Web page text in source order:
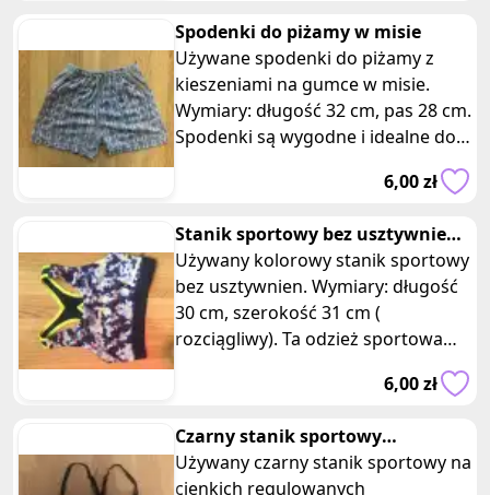
szerokość 40 cm, spodenki długość
30 cm, pas 36 cm.
Spodenki do piżamy w misie
Używane spodenki do piżamy z
kieszeniami na gumce w misie.
Wymiary: długość 32 cm, pas 28 cm.
Spodenki są wygodne i idealne do
Mają praktyczne kieszenie, w
których możesz przechowywać
drobiazgi lub telefon. Należy
zaznaczyć, że są to używane
spodenki, jednak w dobrym stanie.
Nie mają większych uszkodzeń ani
outfity dzięki tym używanym
spodenkom do piżamy z
kieszeniami w wzór misiów. Ciesz
6,00 zł
Stanik sportowy bez usztywnien
marmurkowy
Używany kolorowy stanik sportowy
bez usztywnien. Wymiary: długość
30 cm, szerokość 31 cm (
rozciągliwy). Ta odzież sportowa
wygodę podczas aktywności
marmurkowe wzory, co dodaje
energii i radości podczas treningu.
6,00 zł
Czarny stanik sportowy
regulowane ramiączka
Używany czarny stanik sportowy na
cienkich regulowanych